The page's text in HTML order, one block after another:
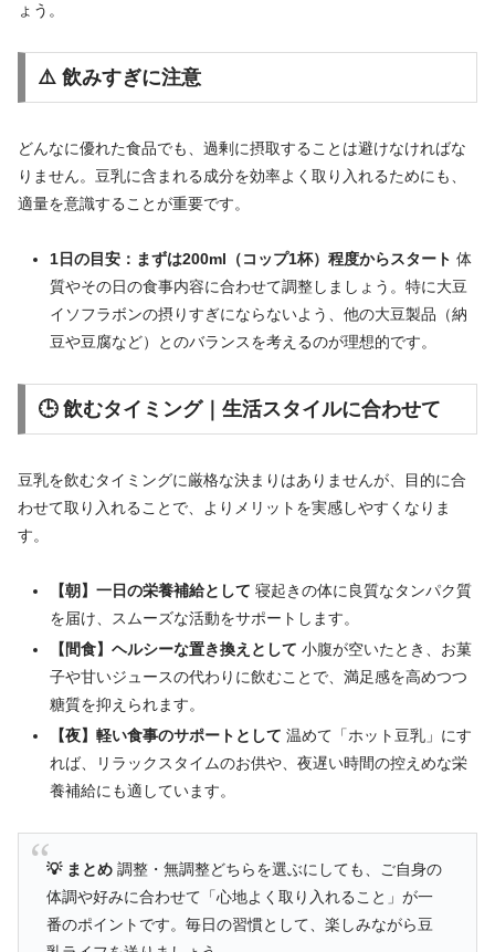
ょう。
⚠️ 飲みすぎに注意
どんなに優れた食品でも、過剰に摂取することは避けなければな
りません。豆乳に含まれる成分を効率よく取り入れるためにも、
適量を意識することが重要です。
1日の目安：まずは200ml（コップ1杯）程度からスタート 体
質やその日の食事内容に合わせて調整しましょう。特に大豆
イソフラボンの摂りすぎにならないよう、他の大豆製品（納
豆や豆腐など）とのバランスを考えるのが理想的です。
🕒 飲むタイミング｜生活スタイルに合わせて
豆乳を飲むタイミングに厳格な決まりはありませんが、目的に合
わせて取り入れることで、よりメリットを実感しやすくなりま
す。
【朝】一日の栄養補給として 寝起きの体に良質なタンパク質
を届け、スムーズな活動をサポートします。
【間食】ヘルシーな置き換えとして 小腹が空いたとき、お菓
子や甘いジュースの代わりに飲むことで、満足感を高めつつ
糖質を抑えられます。
【夜】軽い食事のサポートとして 温めて「ホット豆乳」にす
れば、リラックスタイムのお供や、夜遅い時間の控えめな栄
養補給にも適しています。
💡 まとめ 調整・無調整どちらを選ぶにしても、ご自身の
体調や好みに合わせて「心地よく取り入れること」が一
番のポイントです。毎日の習慣として、楽しみながら豆